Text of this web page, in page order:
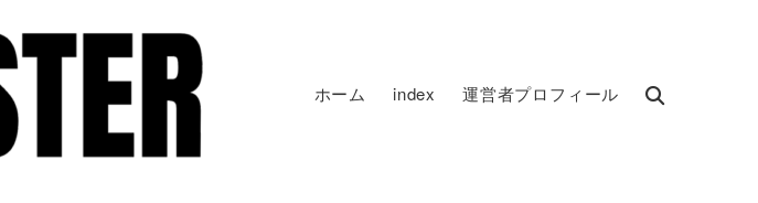
ホーム index 運営者プロフィール